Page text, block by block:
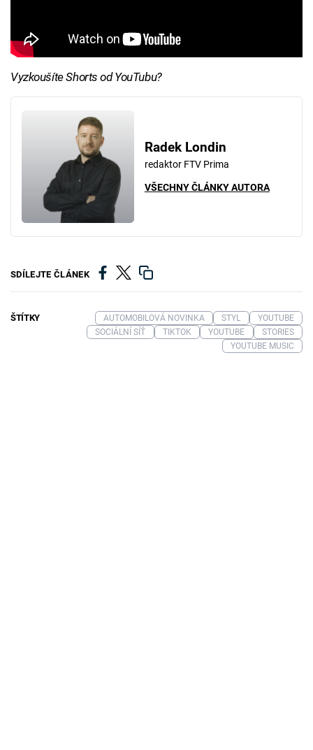
Vyzkoušíte Shorts od YouTubu?
Radek Londin
redaktor FTV Prima
VŠECHNY ČLÁNKY AUTORA
SDÍLEJTE ČLÁNEK
ŠTÍTKY AUTOMOBILOVÁ NOVINKA STYL
YOUTUBE
SOCIÁLNÍ SÍŤ
TIKTOK YOUTUBE
STORIES
YOUTUBE MUSIC